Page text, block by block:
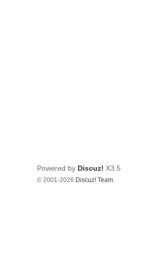
Powered by Discuz! X3.5
© 2001-2026 Discuz! Team